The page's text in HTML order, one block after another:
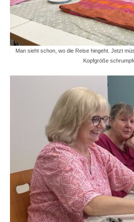
Man sieht schon, wo die Reise hingeht. Jetzt
Kopfgröße